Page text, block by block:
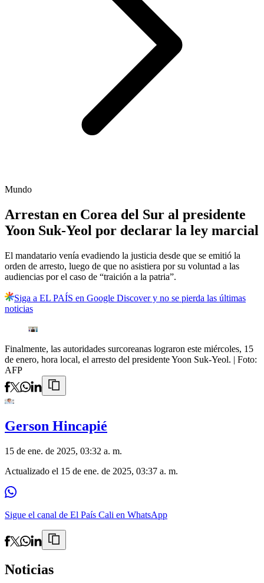
Mundo
Arrestan en Corea del Sur al presidente
Yoon Suk-Yeol por declarar la ley marcial
El mandatario venía evadiendo la justicia desde que se emitió la
orden de arresto, luego de que no asistiera por su voluntad a las
audiencias por el caso de “traición a la patria”.
Siga a EL PAÍS en Google Discover y no se pierda las últimas
noticias
Finalmente, las autoridades surcoreanas lograron este miércoles, 15
de enero, hora local, el arresto del presidente Yoon Suk-Yeol. | Foto:
AFP
Gerson Hincapié
15 de ene. de 2025, 03:32 a. m.
Actualizado el 15 de ene. de 2025, 03:37 a. m.
Sigue el canal de El País Cali en WhatsApp
Noticias